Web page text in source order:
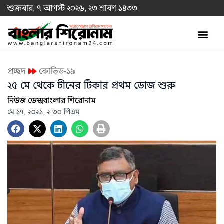
শুক্রবার, ৭ আগস্ট ২০২৬, ২৩ শ্রাবণ ১৪৩৩
প্রচ্ছদ কোভিড-১৯
২৫ মে থেকে চীনের টিকার প্রথম ডোজ শুরু
নিউজ ডেস্কবাংলার শিরোনাম
মে ১৭, ২০২১, ২:৩০ পিএম